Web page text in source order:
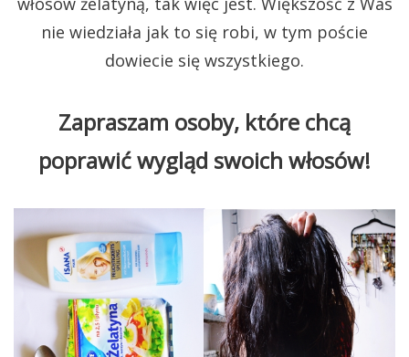
nie wiedziała jak to się robi, w tym poście
dowiecie się wszystkiego.
Zapraszam osoby, które chcą
poprawić wygląd swoich włosów!